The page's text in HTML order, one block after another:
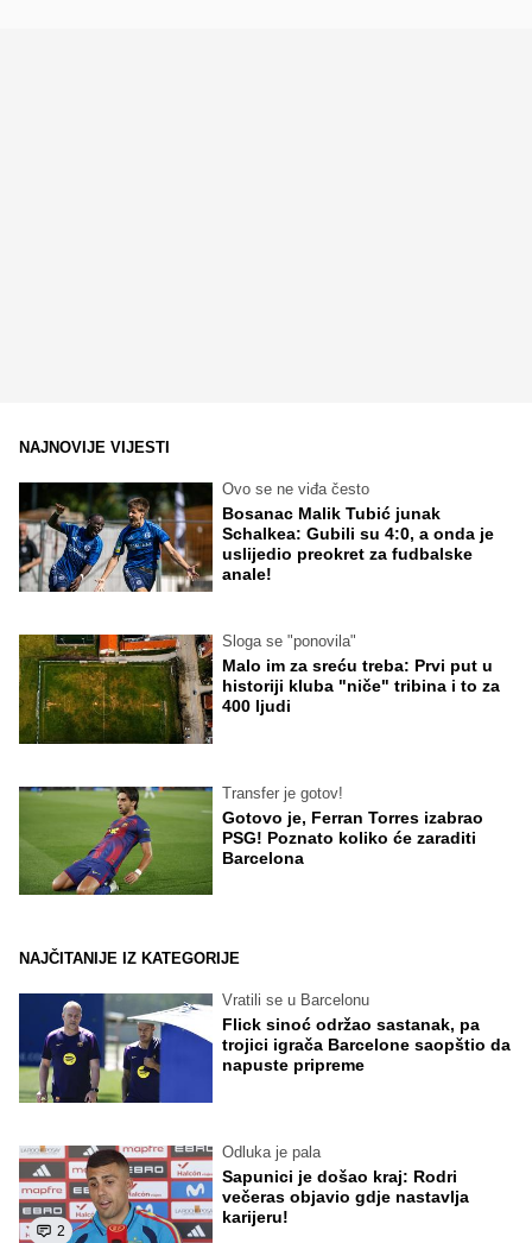
NAJNOVIJE VIJESTI
Ovo se ne viđa često
Bosanac Malik Tubić junak
Schalkea: Gubili su 4:0, a onda je
uslijedio preokret za fudbalske
anale!
Sloga se "ponovila"
Malo im za sreću treba: Prvi put u
historiji kluba "niče" tribina i to za
400 ljudi
Transfer je gotov!
Gotovo je, Ferran Torres izabrao
PSG! Poznato koliko će zaraditi
Barcelona
NAJČITANIJE IZ KATEGORIJE
Vratili se u Barcelonu
Flick sinoć održao sastanak, pa
trojici igrača Barcelone saopštio da
napuste pripreme
2
Odluka je pala
Sapunici je došao kraj: Rodri
večeras objavio gdje nastavlja
karijeru!